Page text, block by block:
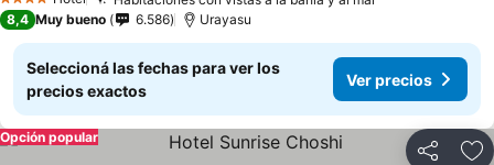
4 Estrellas
8,4 Muy bueno 6.586 Urayasu
Seleccioná las fechas para ver los
precios exactos
Ver precios
Compartir
Opción popular